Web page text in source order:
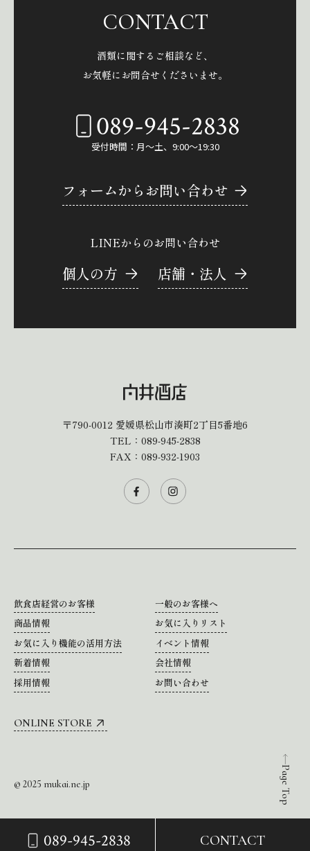
089-945-2838 CONTACT
Page Top
CONTACT
酒類に関するご相談など、
お気軽にお問合せくださいませ。
089-945-2838
受付時間：月～土、9:00～19:30
フォームからお問い合わせ
LINEからのお問い合わせ
個人の方 店舗・法人
〒790-0012 愛媛県松山市湊町2丁目5番地6
TEL： 089-945-2838
FAX：089-932-1903
飲食店経営のお客様
一般のお客様へ
商品情報
お気に入りリスト
お気に入り機能の活用方法
イベント情報
新着情報
会社情報
採用情報
お問い合わせ
ONLINE STORE
© 2025 mukai.ne.jp